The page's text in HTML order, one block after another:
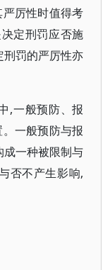
厉性时值得考
定刑罚应否施
罚的严厉性亦
,一般预防、报
一般预防与报
一种被限制与
否不产生影响,